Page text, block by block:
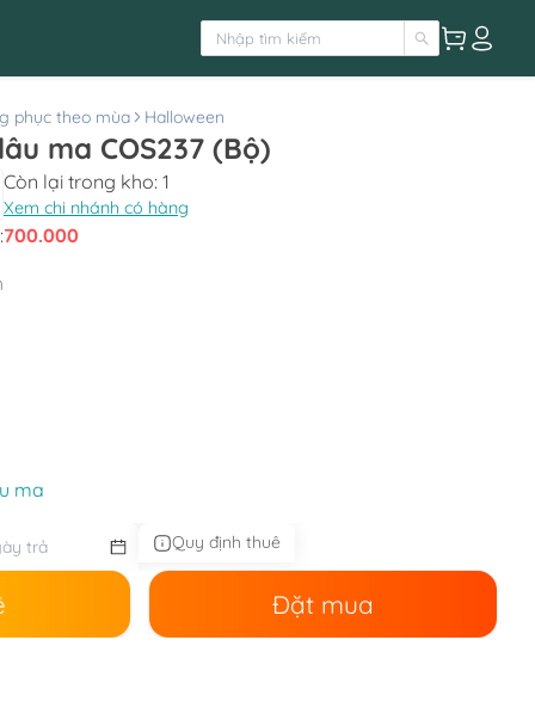
phục theo mùa Halloween
ma COS237 (Bộ)
Còn lại trong kho: 1
Xem chi nhánh có hàng
700.000
ma
Quy định thuê
Đặt mua